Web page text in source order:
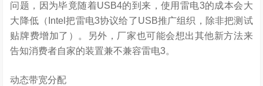
问题，因为毕竟随着USB4的到来，使用雷电3的成本会大
大降低（Intel把雷电3协议给了USB推广组织，除非把测试
贴牌费增加了）。另外，厂家也可能会想出其他新方法来
告知消费者自家的装置兼不兼容雷电3。
动态带宽分配